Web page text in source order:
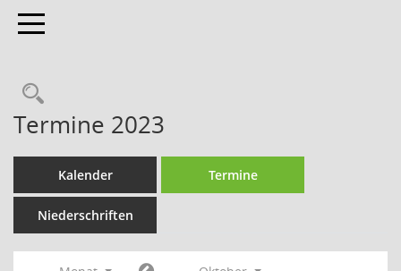
Toggle navigation
Termine 2023
Kalender Termine
Niederschriften